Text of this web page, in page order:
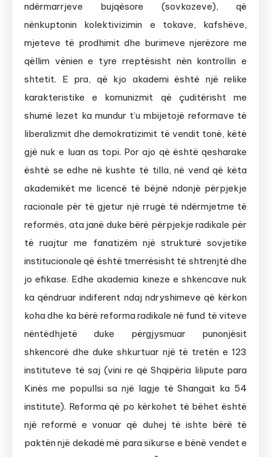
ndërmarrjeve bujqësore (sovkozeve), që
nënkuptonin kolektivizimin e tokave, kafshëve,
mjeteve të prodhimit dhe burimeve njerëzore me
qëllim vënien e tyre rreptësisht nën kontrollin e
shtetit. E pra, që kjo akademi është një relike
karakteristike e komunizmit që çuditërisht me
shumë lezet ka mundur t’u mbijetojë reformave të
liberalizmit dhe demokratizimit të vendit tonë, këtë
gjë nuk e luan as topi. Por ajo që është qesharake
është se edhe në kushte të tilla, në vend që këta
akademikët me licencë të bëjnë ndonjë përpjekje
racionale për të gjetur një rrugë të ndërmjetme të
reformës, ata janë duke bërë përpjekje radikale për
të ruajtur me fanatizëm një strukturë sovjetike
institucionale që është tmerrësisht të shtrenjtë dhe
jo efikase. Edhe akademia kineze e shkencave nuk
ka qëndruar indiferent ndaj ndryshimeve që kërkon
koha dhe ka bërë reforma radikale në fund të viteve
nëntëdhjetë duke përgjysmuar punonjësit
shkencorë dhe duke shkurtuar një të tretën e 123
instituteve të saj (vini re që Shqipëria lilipute para
Kinës me popullsi sa një lagje të Shangait ka 54
institute). Reforma që po kërkohet të bëhet është
një reformë e vonuar që duhej të ishte bërë të
paktën një dekadë më para sikurse e bënë vendet e